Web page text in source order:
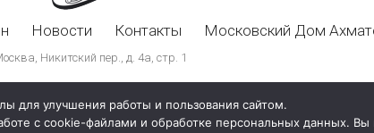
Новости Контакты Московский Дом
Никитский пер., д. 4а, стр. 1
для улучшения работы и пользования сайтом.
с cookie-файлами и обработке персональных данных.